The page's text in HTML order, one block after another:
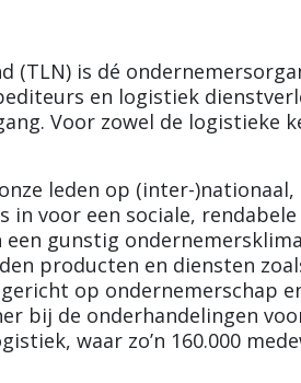
(TLN) is dé
en logistiek
Voor zowel de logistieke
leden op (inter-)nationaal,
in voor een sociale, rendabele
gunstig
producten en diensten
op ondernemerschap
bij de onderhandelingen
waar zo’n 160.000